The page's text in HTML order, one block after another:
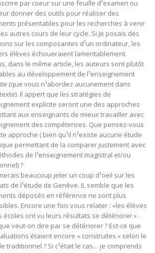
par coeur sur une feuille d¹examen ou
donner des outils pour réaliser des
présentables pour les recherches à venir
autres cours de leur cycle. Si je posais des
sur les composantes d¹un ordinateur, les
élèves échoueraient lamentablement.
dans le même article, les auteurs sont plutôt
au développement de l¹enseignement
(que vous n¹abordez aucunement dans
Il appert que les stratégies de
explicite seront une des approches
aux enseignants de mieux travailler avec
des compétences. Que pensez-vous
approche ( bien qu¹il n¹existe aucune étude
permettant de la comparer justement avec
de l¹enseignement magistral et/ou
?
beaucoup jeter un coup d¹oeil sur les
de l¹étude de Genève. IL semble que les
déposés en référence ne sont plus
Encore une fois vous relater : «les élèves
écoles ont vu leurs résultats se détériorer » .
veut-on dire par se détériorer ? Est-ce que
étaient encore « construites » selon le
traditionnel ? Si c¹était le cas… je comprends